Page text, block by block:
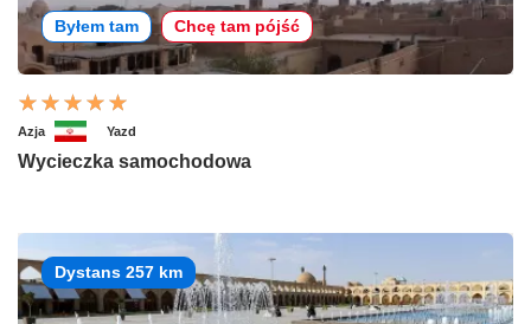
Byłem tam Chcę tam pójść
Azja Yazd
Wycieczka samochodowa
Dystans 257 km